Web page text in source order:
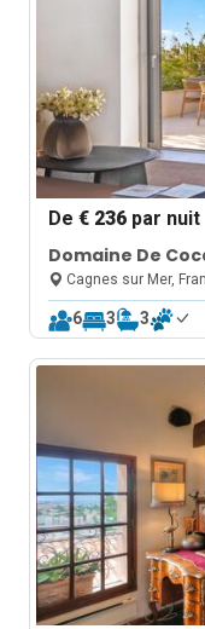
De€ 236 par nuit
Domaine De
Cagnes sur Mer,
6 3 3